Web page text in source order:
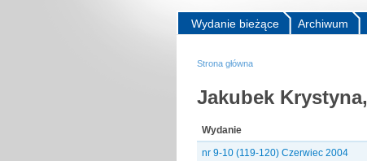
Archiwum
Wydanie bieżące
Strona główna
Jakubek Krystyna,
Wydanie
nr 9-10 (119-120) Czerwiec 2004